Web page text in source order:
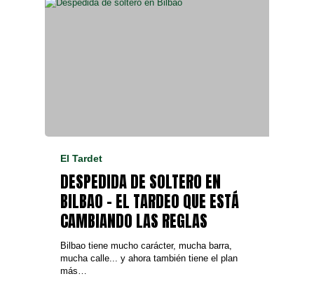
El Tardet
DESPEDIDA DE SOLTERO EN
BILBAO – EL TARDEO QUE ESTÁ
CAMBIANDO LAS REGLAS
Bilbao tiene mucho carácter, mucha barra,
mucha calle... y ahora también tiene el plan
más…